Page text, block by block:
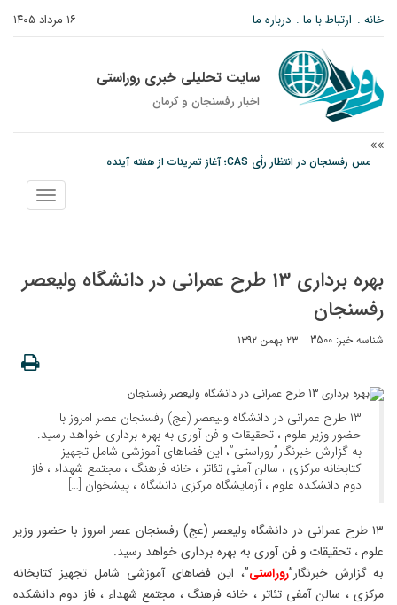
۱۶ مرداد ۱۴۰۵ خانه ارتباط با ما درباره ما
سایت تحلیلی خبری روراستی
اخبار رفسنجان و كرمان
مس رفسنجان در انتظار رأی CAS؛ آغاز تمرینات از هفته آینده
پیام رئیس کل دادگستری استان کرمان به مناسبت ۱۷ مردادماه سالروز شهادت شهید
نمایش
منو
بهره برداری 13 طرح عمرانی در دانشگاه ولیعصر
رفسنجان
شناسه خبر: 3500 ۲۳ بهمن ۱۳۹۲
۱۳ طرح عمرانی در دانشگاه ولیعصر (عج) رفسنجان عصر امروز با
حضور وزیر علوم ، تحقیقات و فن آوری به بهره برداری خواهد رسید.
به گزارش خبرنگار”روراستی”، این فضاهای آموزشی شامل تجهیز
کتابخانه مرکزی ، سالن آمفی تئاتر ، خانه فرهنگ ، مجتمع شهداء ، فاز
دوم دانشکده علوم ، آزمایشگاه مرکزی دانشگاه ، پیشخوان […]
۱۳ طرح عمرانی در دانشگاه ولیعصر (عج) رفسنجان عصر امروز با حضور وزیر
علوم ، تحقیقات و فن آوری به بهره برداری خواهد رسید.
به گزارش خبرنگار”روراستی”، این فضاهای آموزشی شامل تجهیز کتابخانه
مرکزی ، سالن آمفی تئاتر ، خانه فرهنگ ، مجتمع شهداء ، فاز دوم دانشکده